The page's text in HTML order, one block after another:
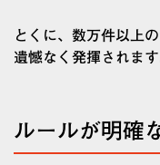
とくに、数万件以上
遺憾なく発揮されます
ルールが明確